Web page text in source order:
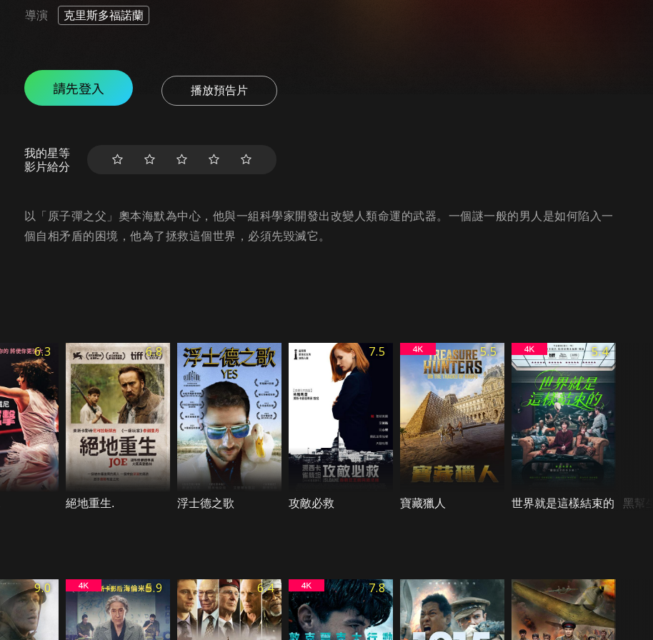
導演 克里斯多福諾蘭
請先登入 播放預告片
我的星等
影片給分
以「原子彈之父」奧本海默為中心，他與一組科學家開發出改變人類命運的武器。一個謎一般的男人是如何陷入一
個自相矛盾的困境，他為了拯救這個世界，必須先毀滅它。
6.3 6.8
絕地重生. 浮士德之歌
7.5
攻敵必救
5.5
寶藏獵人
5.4
世界就是這樣結束的 黑幫
9.0 5.9 6.4 7.8